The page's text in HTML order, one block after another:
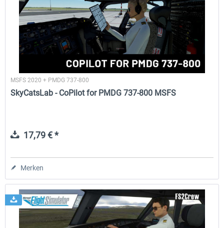
MSFS 2020 + PMDG 737-800
SkyCatsLab - CoPilot for PMDG 737-800 MSFS
17,79 € *
Merken